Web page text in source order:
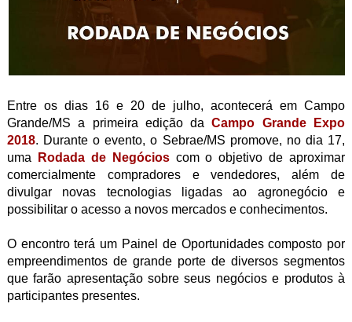
Entre os dias 16 e 20 de julho, acontecerá em Campo
Grande/MS a primeira edição daCampo Grande Expo
2018. Durante o evento, o Sebrae/MS promove, no dia 17,
uma
Rodada de Negócioscom o objetivo de aproximar
comercialmente compradores e vendedores, além de
divulgar novas tecnologias ligadas ao agronegócio e
possibilitar o acesso a novos mercados e conhecimentos.
O encontro terá um Painel de Oportunidades composto por
empreendimentos de grande porte de diversos segmentos
que farão apresentação sobre seus negócios e produtos à
participantes presentes.